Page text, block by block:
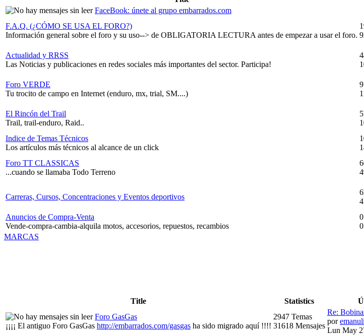
FaceBook: únete al grupo embarrados.com
F.A.Q. (¿CÓMO SE USA EL FORO?)
Información general sobre el foro y su uso--> de OBLIGATORIA LECTURA antes de empezar a usar el foro.
Actualidad y RRSS
Las Noticias y publicaciones en redes sociales más importantes del sector. Participa!
Foro VERDE
Tu trocito de campo en Internet (enduro, mx, trial, SM....)
El Rincón del Trail
Trail, trail-enduro, Raid..
Indice de Temas Técnicos
Los artículos más técnicos al alcance de un click
Foro TT CLASSICAS
...cuando se llamaba Todo Terreno
Carreras, Cursos, Concentraciones y Eventos deportivos
Anuncios de Compra-Venta
Vende-compra-cambia-alquila motos, accesorios, repuestos, recambios
MARCAS
Title Statistics
Foro GasGas
¡¡¡¡ El antiguo Foro GasGas http://embarrados.com/gasgas ha sido migrado aquí !!!!
2947 Temas
31618 Mensajes
Re:
por
Lun May